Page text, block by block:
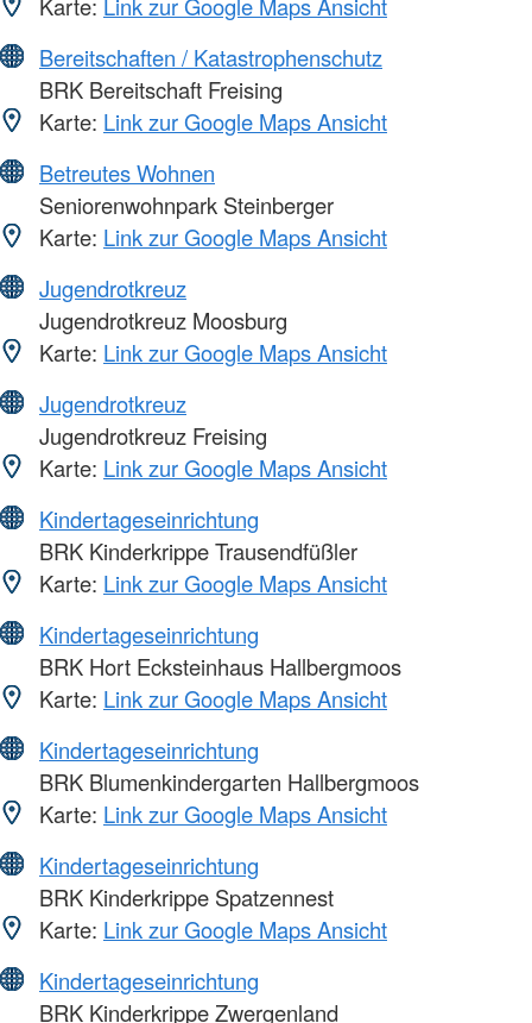
Karte: Link zur Google Maps Ansicht
Bereitschaften / Katastrophenschutz
BRK Bereitschaft Freising
Karte: Link zur Google Maps Ansicht
Betreutes Wohnen
Seniorenwohnpark Steinberger
Karte: Link zur Google Maps Ansicht
Jugendrotkreuz
Jugendrotkreuz Moosburg
Karte: Link zur Google Maps Ansicht
Jugendrotkreuz
Jugendrotkreuz Freising
Karte: Link zur Google Maps Ansicht
Kindertageseinrichtung
BRK Kinderkrippe Trausendfüßler
Karte: Link zur Google Maps Ansicht
Kindertageseinrichtung
BRK Hort Ecksteinhaus Hallbergmoos
Karte: Link zur Google Maps Ansicht
Kindertageseinrichtung
BRK Blumenkindergarten Hallbergmoos
Karte: Link zur Google Maps Ansicht
Kindertageseinrichtung
BRK Kinderkrippe Spatzennest
Karte: Link zur Google Maps Ansicht
Kindertageseinrichtung
BRK Kinderkrippe Zwergenland